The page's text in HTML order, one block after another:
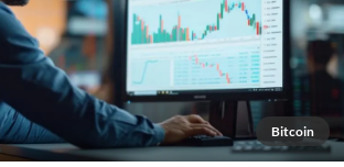
Bitcoin